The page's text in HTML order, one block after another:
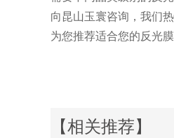
向昆山玉寰咨询，我们
为您推荐适合您的反光
【相关推荐】